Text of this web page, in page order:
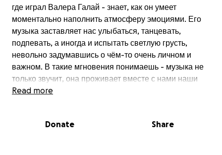
где играл Валера Галай - знает, как он умеет
моментально наполнить атмосферу эмоциями. Его
музыка заставляет нас улыбаться, танцевать,
подпевать, а иногда и испытать светлую грусть,
невольно задумавшись о чём-то очень личном и
важном. В такие мгновения понимаешь - музыка не
только звучит, она проживает вместе с нами наши
чувства, мысли - делая их ярче и чище, становясь
Read more
Donate Share